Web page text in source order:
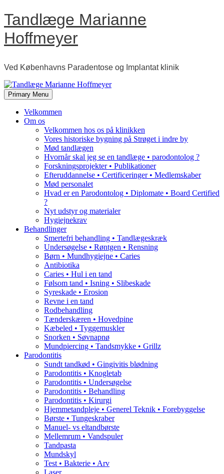
Skip
to
content
Tandlæge Marianne
Hoffmeyer
Ved Københavns Paradentose og Implantat klinik
Primary Menu
Velkommen
Om os
Velkommen hos os på klinikken
Vores historiske bygning på Strøget i indre by
Mød tandlægen
Hvornår skal jeg se en tandlæge • parodontolog ?
Forskningsprojekter • Publikationer
Efteruddannelse • Certificeringer • Medlemskaber
Mød personalet
Hvad er en Parodontolog • Diplomate • Board Certified
?
Nyt udstyr og materialer
Hygiejnekrav
Behandlinger
Smertefri behandling • Tandlægeskræk
Undersøgelse • Røntgen • Rensning
Børn • Mundhygiejne • Caries
Antibiotika
Caries • Hul i en tand
Følsom tand • Isning • Slibeskade
Syreskade • Erosion
Revne i en tand
Rodbehandling
Tænderskæren • Hovedpine
Kæbeled • Tyggemuskler
Snorken • Søvnapnø
Mundpiercing • Tandsmykke • Grillz
Parodontitis
Sundt tandkød • Gingivitis blødning
Parodontitis • Knogletab
Parodontitis • Undersøgelse
Parodontitis • Behandling
Parodontitis • Kirurgi
Hjemmetandpleje • Generel Teknik • Forebyggelse
Børste • Tungeskraber
Manuel- vs eltandbørste
Mellemrum • Vandspuler
Tandpasta
Mundskyl
Test • Bakterie • Arv